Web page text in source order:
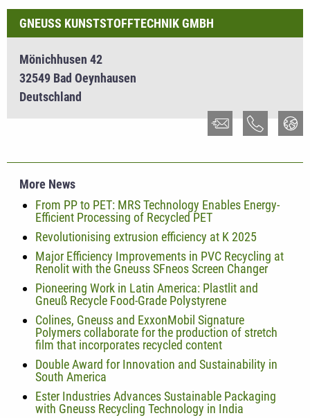
GNEUSS KUNSTSTOFFTECHNIK GMBH
Mönichhusen 42
32549 Bad Oeynhausen
Deutschland
More News
From PP to PET: MRS Technology Enables Energy-
Efficient Processing of Recycled PET
Revolutionising extrusion efficiency at K 2025
Major Efficiency Improvements in PVC Recycling at
Renolit with the Gneuss SFneos Screen Changer
Pioneering Work in Latin America: Plastlit and
Gneuß Recycle Food-Grade Polystyrene
Colines, Gneuss and ExxonMobil Signature
Polymers collaborate for the production of stretch
film that incorporates recycled content
Double Award for Innovation and Sustainability in
South America
Ester Industries Advances Sustainable Packaging
with Gneuss Recycling Technology in India